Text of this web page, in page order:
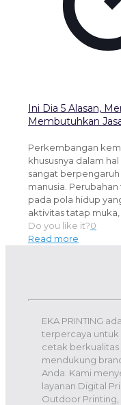
Ini Dia 5 Alasan,
Membutuhkan
Perkembangan
khususnya dalam
sangat
manusia.
pada pola hidup
aktivitas tatap muka,
Do you like it?0
Read more
EKA PRINTING
terpercaya untuk
cetak berkualitas
mendukung
Anda. Kami
layanan Digital
Outdoor